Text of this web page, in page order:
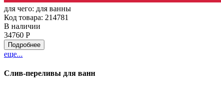
для чего: для ванны
Код товара: 214781
В наличии
34760 Р
Подробнее
еще...
Слив-переливы для ванн